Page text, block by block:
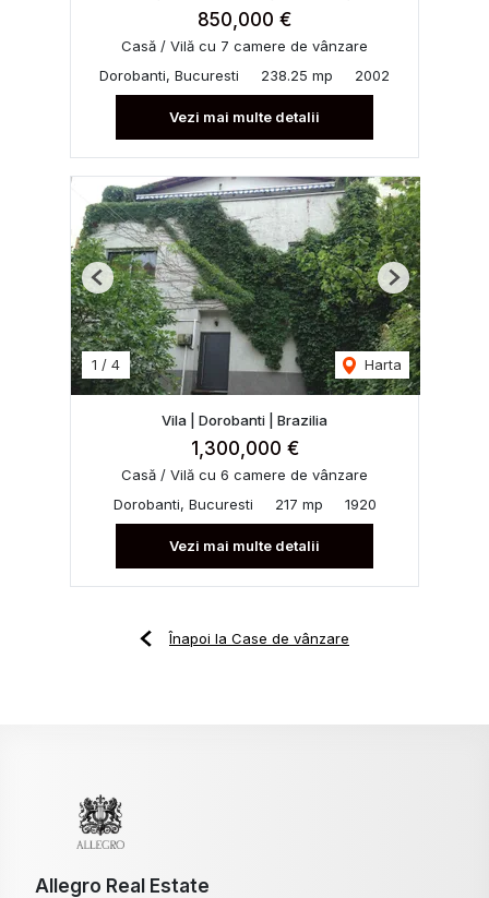
850,000 €
Casă / Vilă cu 7 camere de vânzare
Dorobanti, Bucuresti
238.25 mp 2002
Vezi mai multe detalii
1 / 4 Harta
Previous Next
Vila | Dorobanti | Brazilia
1,300,000 €
Casă / Vilă cu 6 camere de vânzare
Dorobanti, Bucuresti
217 mp 1920
Vezi mai multe detalii
Înapoi la Case de vânzare
Allegro Real Estate